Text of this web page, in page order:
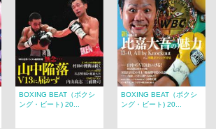
BOXING BEAT（ボクシ
ング・ビート) 20...
BOXING BEAT（ボクシ
ング・ビート) 20...